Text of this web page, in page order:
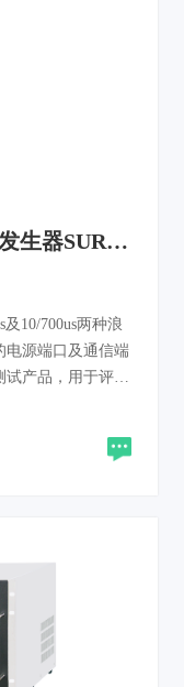
生器SUR
10/700us两种浪
电源端口及通信端
试产品，用于评估
61000-4-5和